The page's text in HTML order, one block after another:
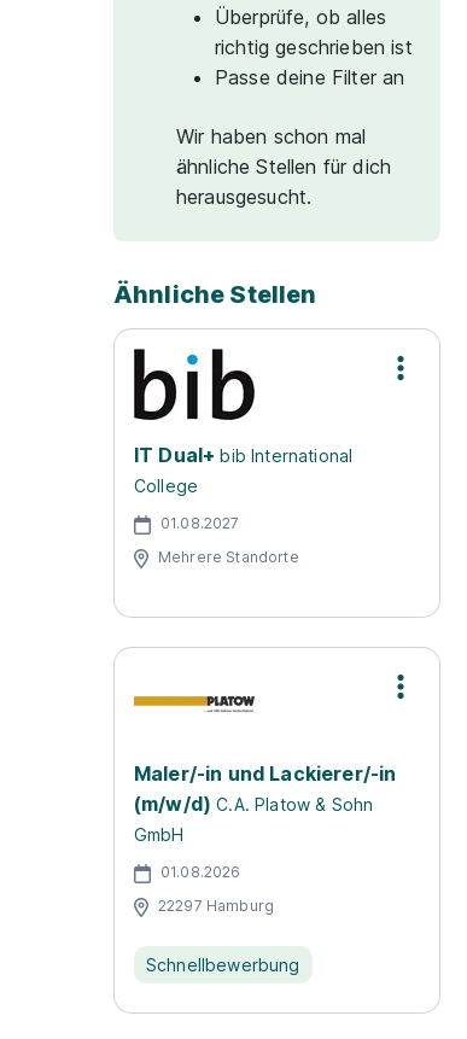
Überprüfe, ob alles
richtig geschrieben ist
Passe deine Filter an
Wir haben schon mal
ähnliche Stellen für dich
herausgesucht.
Ähnliche Stellen
IT Dual+ bib International
College
01.08.2027
Mehrere Standorte
Maler/-in und Lackierer/-in
(m/w/d) C.A. Platow & Sohn
GmbH
01.08.2026
22297 Hamburg
Schnellbewerbung